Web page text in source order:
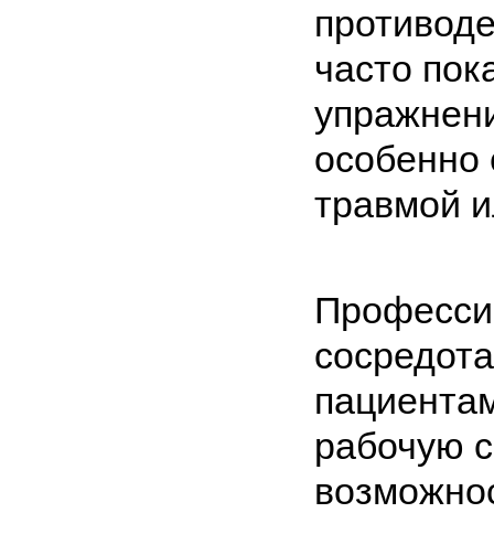
часто
травмой
рабочую